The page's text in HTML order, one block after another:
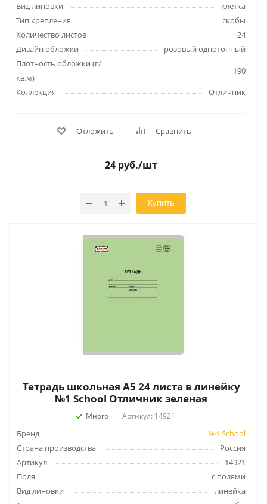
Вид линовки
клетка
Тип крепления
скобы
Количество листов
24
Дизайн обложки
розовый однотонный
Плотность обложки (г/
кв.м)
190
Коллекция
Отличник
Отложить Сравнить
24 руб./шт
Купить
Тетрадь школьная А5 24 листа в линейку
№1 School Отличник зеленая
Много Артикул: 14921
Бренд
№1 School
Страна производства
Россия
Артикул
14921
Поля
с полями
Вид линовки
линейка